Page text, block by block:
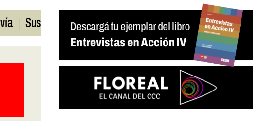
Suspenden desregulación del practicaje | Denuncias por